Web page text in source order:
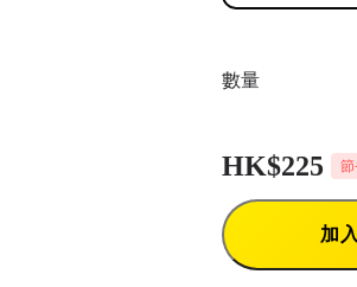
數量
HK$225 節
加